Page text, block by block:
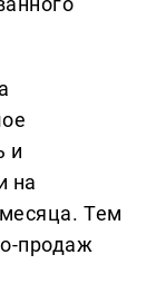
и
на
Тем
продаж